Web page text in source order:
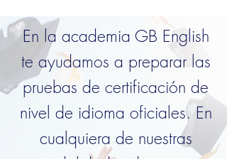
En la academia GB English
te ayudamos a preparar las
pruebas de certificación de
nivel de idioma oficiales. En
cualquiera de nuestras